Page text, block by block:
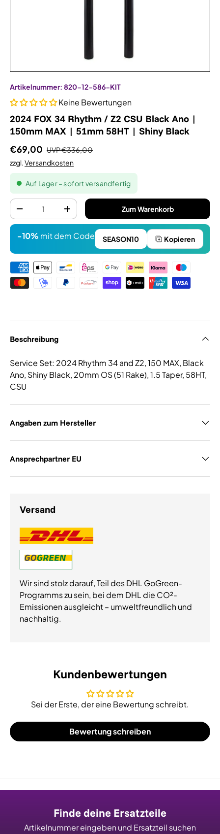
Artikelnummer: 820-12-586-KIT
Keine Bewertungen
2024 FOX 34 Rhythm / Z2 CSU Black Ano |
150mm MAX | 51mm 58HT | Shiny Black
€69,00 UVP€336,00
zzgl.Versandkosten
Auf Lager – sofort versandfertig
Anzahl
-
+ Zum Warenkorb
-10% mit dem Code SEASON10 Kopieren
Zahlungsmethoden
Beschreibung
Service Set: 2024 Rhythm 34 and Z2, 150 MAX, Black
Ano, Shiny Black, 20mm OS (51 Rake), 1.5 Taper, 58HT,
CSU
Angaben zum Hersteller
Ansprechpartner EU
Versand
Wir sind stolz darauf, Teil des DHL GoGreen-
Programms zu sein, bei dem DHL die CO²-
Emissionen ausgleicht – umweltfreundlich und
nachhaltig.
Kundenbewertungen
Sei der Erste, der eine Bewertung schreibt.
Bewertung schreiben
Finde deine Ersatzteile
Artikelnummer eingeben und Ersatzteil suchen